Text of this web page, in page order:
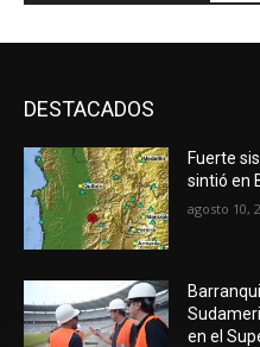
DESTACADOS
Fuerte
sintió en
agosto 10,
en el